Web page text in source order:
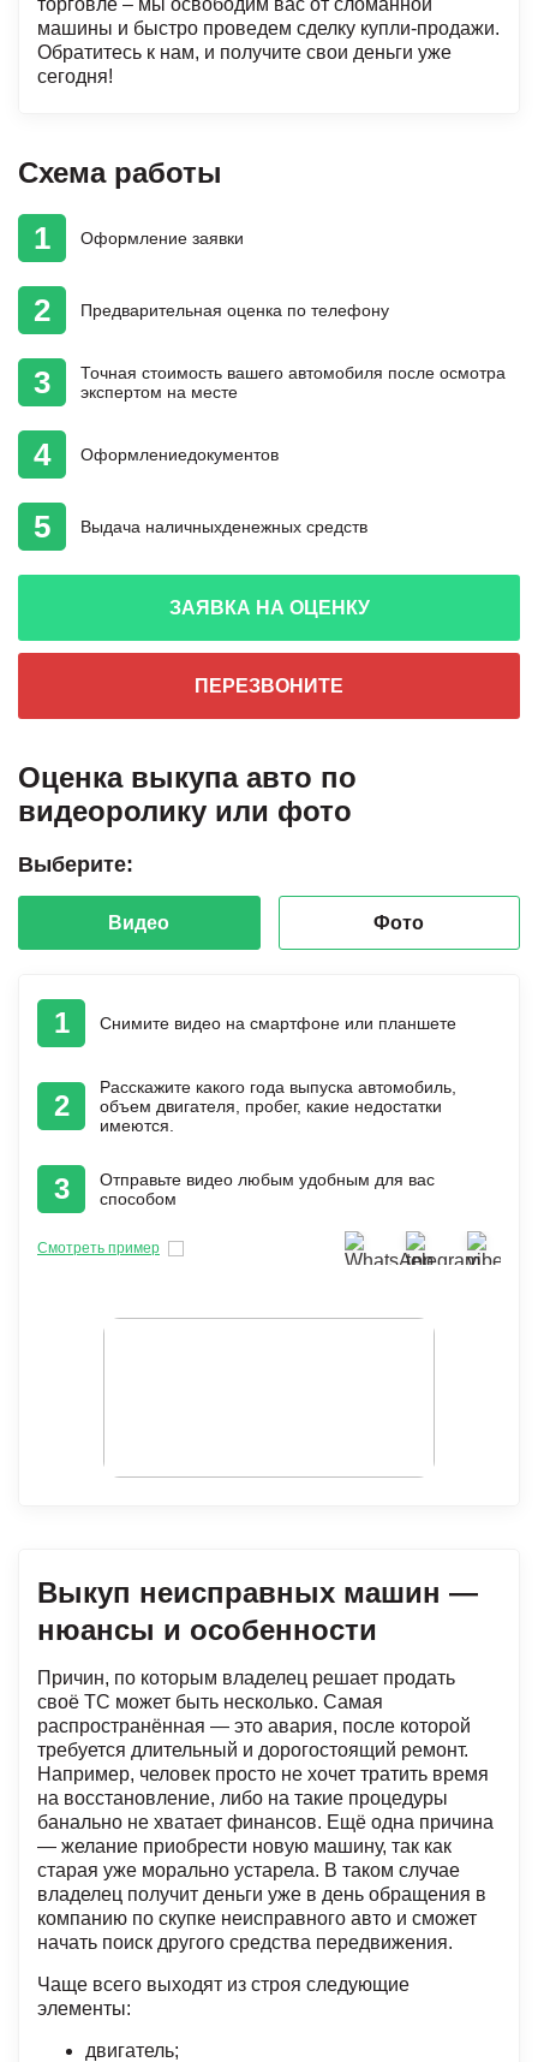
торговле – мы освободим вас от сломанной
машины и быстро проведем сделку купли-продажи.
Обратитесь к нам, и получите свои деньги уже
сегодня!
Схема работы
1 Оформление заявки
2 Предварительная оценка по телефону
3 Точная стоимость вашего автомобиля после осмотра
экспертом на месте
4 Оформлениедокументов
5 Выдача наличныхденежных средств
ЗАЯВКА НА ОЦЕНКУ
ПЕРЕЗВОНИТЕ
Оценка выкупа авто по
видеоролику или фото
Выберите:
Видео Фото
1 Снимите видео на смартфоне или планшете
2
Расскажите какого года выпуска автомобиль,
объем двигателя, пробег, какие недостатки
имеются.
3
Отправьте видео любым удобным для вас
способом
Смотреть пример
Выкуп неисправных машин —
нюансы и особенности
Причин, по которым владелец решает продать
своё ТС может быть несколько. Самая
распространённая — это авария, после которой
требуется длительный и дорогостоящий ремонт.
Например, человек просто не хочет тратить время
на восстановление, либо на такие процедуры
банально не хватает финансов. Ещё одна причина
— желание приобрести новую машину, так как
старая уже морально устарела. В таком случае
владелец получит деньги уже в день обращения в
компанию по скупке неисправного авто и сможет
начать поиск другого средства передвижения.
Чаще всего выходят из строя следующие
элементы:
двигатель;